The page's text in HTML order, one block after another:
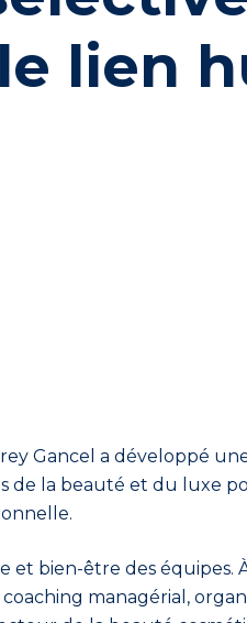
lien
Gancel a développé
de la beauté et du luxe
bien-être des équipes.
managérial,